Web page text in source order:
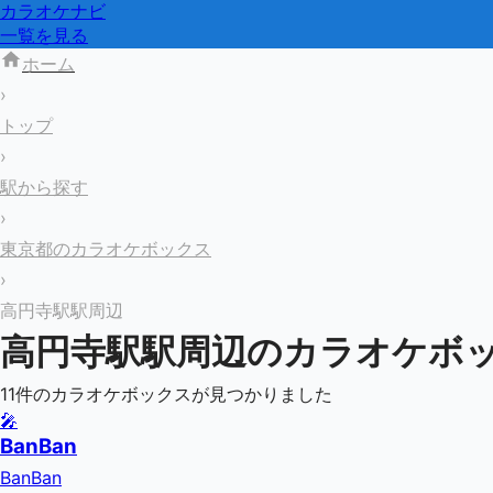
カラオケナビ
一覧を見る
ホーム
›
トップ
›
駅から探す
›
東京都のカラオケボックス
›
高円寺駅駅周辺
高円寺駅駅周辺のカラオケボ
11件のカラオケボックスが見つかりました
🎤
BanBan
BanBan